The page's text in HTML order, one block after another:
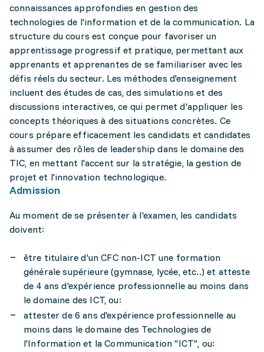
connaissances approfondies en gestion des
technologies de l'information et de la communication. La
structure du cours est conçue pour favoriser un
apprentissage progressif et pratique, permettant aux
apprenants et apprenantes de se familiariser avec les
défis réels du secteur. Les méthodes d'enseignement
incluent des études de cas, des simulations et des
discussions interactives, ce qui permet d'appliquer les
concepts théoriques à des situations concrètes. Ce
cours prépare efficacement les candidats et candidates
à assumer des rôles de leadership dans le domaine des
TIC, en mettant l'accent sur la stratégie, la gestion de
projet et l'innovation technologique.
Admission
Au moment de se présenter à l'examen, les candidats
doivent:
être titulaire d'un CFC non-ICT une formation
générale supérieure (gymnase, lycée, etc..) et atteste
de 4 ans d'expérience professionnelle au moins dans
le domaine des ICT, ou:
attester de 6 ans d'expérience professionnelle au
moins dans le domaine des Technologies de
l'Information et la Communication "ICT", ou: